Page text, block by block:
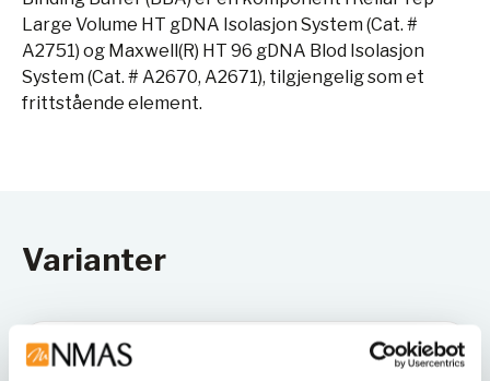
Large Volume HT gDNA Isolasjon System (Cat. #
A2751) og Maxwell(R) HT 96 gDNA Blod Isolasjon
System (Cat. # A2670, A2671), tilgjengelig som et
frittstående element.
Varianter